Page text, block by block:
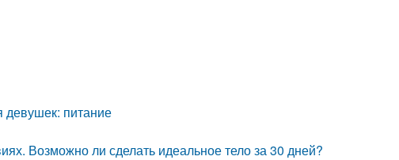
девушек: питание
Возможно ли сделать идеальное тело за 30 дней?